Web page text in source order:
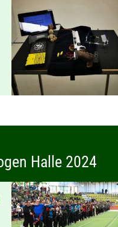
Halle 2024